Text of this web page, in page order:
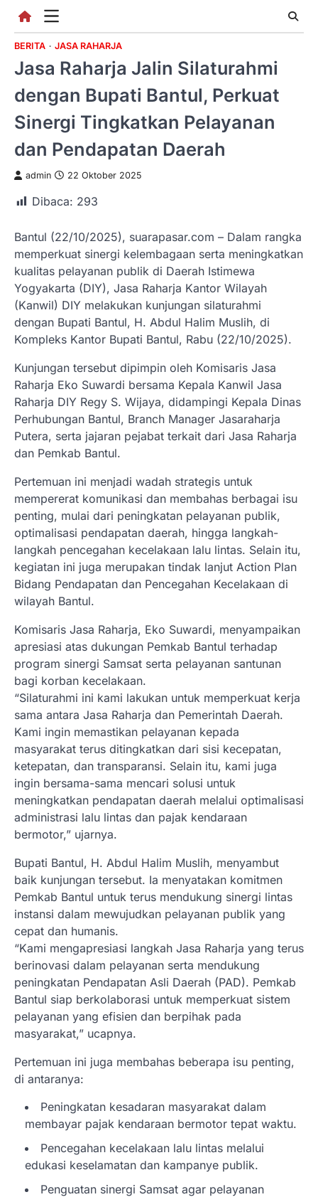
content
BERITA JASA RAHARJA
Jasa Raharja Jalin Silaturahmi
dengan Bupati Bantul, Perkuat
Sinergi Tingkatkan Pelayanan
dan Pendapatan Daerah
admin 22 Oktober 2025
Dibaca: 293
Bantul (22/10/2025), suarapasar.com – Dalam rangka
memperkuat sinergi kelembagaan serta meningkatkan
kualitas pelayanan publik di Daerah Istimewa
Yogyakarta (DIY), Jasa Raharja Kantor Wilayah
(Kanwil) DIY melakukan kunjungan silaturahmi
dengan Bupati Bantul, H. Abdul Halim Muslih, di
Kompleks Kantor Bupati Bantul, Rabu (22/10/2025).
Kunjungan tersebut dipimpin oleh Komisaris Jasa
Raharja Eko Suwardi bersama Kepala Kanwil Jasa
Raharja DIY Regy S. Wijaya, didampingi Kepala Dinas
Perhubungan Bantul, Branch Manager Jasaraharja
Putera, serta jajaran pejabat terkait dari Jasa Raharja
dan Pemkab Bantul.
Pertemuan ini menjadi wadah strategis untuk
mempererat komunikasi dan membahas berbagai isu
penting, mulai dari peningkatan pelayanan publik,
optimalisasi pendapatan daerah, hingga langkah-
langkah pencegahan kecelakaan lalu lintas. Selain itu,
kegiatan ini juga merupakan tindak lanjut Action Plan
Bidang Pendapatan dan Pencegahan Kecelakaan di
wilayah Bantul.
Komisaris Jasa Raharja, Eko Suwardi, menyampaikan
apresiasi atas dukungan Pemkab Bantul terhadap
program sinergi Samsat serta pelayanan santunan
bagi korban kecelakaan.
“Silaturahmi ini kami lakukan untuk memperkuat kerja
sama antara Jasa Raharja dan Pemerintah Daerah.
Kami ingin memastikan pelayanan kepada
masyarakat terus ditingkatkan dari sisi kecepatan,
ketepatan, dan transparansi. Selain itu, kami juga
ingin bersama-sama mencari solusi untuk
meningkatkan pendapatan daerah melalui optimalisasi
administrasi lalu lintas dan pajak kendaraan
bermotor,” ujarnya.
Bupati Bantul, H. Abdul Halim Muslih, menyambut
baik kunjungan tersebut. Ia menyatakan komitmen
Pemkab Bantul untuk terus mendukung sinergi lintas
instansi dalam mewujudkan pelayanan publik yang
cepat dan humanis.
“Kami mengapresiasi langkah Jasa Raharja yang terus
berinovasi dalam pelayanan serta mendukung
peningkatan Pendapatan Asli Daerah (PAD). Pemkab
Bantul siap berkolaborasi untuk memperkuat sistem
pelayanan yang efisien dan berpihak pada
masyarakat,” ucapnya.
Pertemuan ini juga membahas beberapa isu penting,
di antaranya:
Peningkatan kesadaran masyarakat dalam
membayar pajak kendaraan bermotor tepat waktu.
Pencegahan kecelakaan lalu lintas melalui
edukasi keselamatan dan kampanye publik.
Penguatan sinergi Samsat agar pelayanan